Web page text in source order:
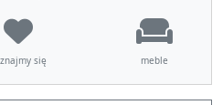
się meble